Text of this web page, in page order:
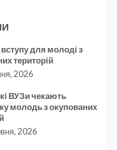
для молоді з
територій
2026
ВУЗи чекають
молодь з окупованих
2026